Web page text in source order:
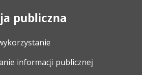
publiczna
informacji publicznej